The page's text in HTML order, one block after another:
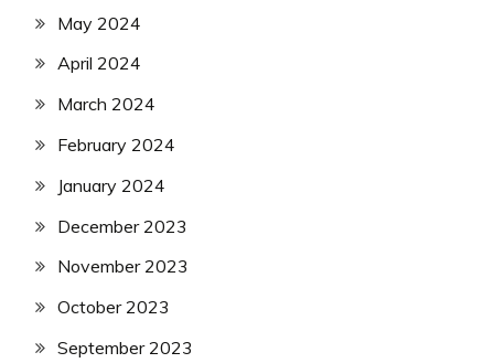
May 2024
April 2024
March 2024
February 2024
January 2024
December 2023
November 2023
October 2023
September 2023